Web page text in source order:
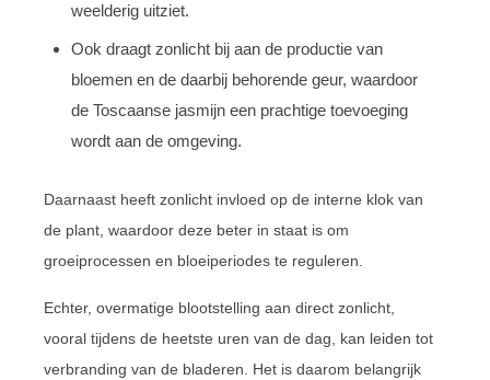
weelderig uitziet.
Ook draagt zonlicht bij aan de productie van
bloemen en de daarbij behorende geur, waardoor
de Toscaanse jasmijn een prachtige toevoeging
wordt aan de omgeving.
Daarnaast heeft zonlicht invloed op de interne klok van
de plant, waardoor deze beter in staat is om
groeiprocessen en bloeiperiodes te reguleren.
Echter, overmatige blootstelling aan direct zonlicht,
vooral tijdens de heetste uren van de dag, kan leiden tot
verbranding van de bladeren. Het is daarom belangrijk